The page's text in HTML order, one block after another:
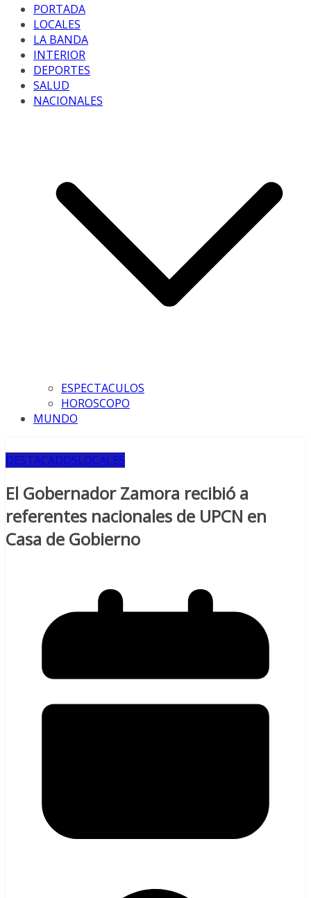
PORTADA
LOCALES
LA BANDA
INTERIOR
DEPORTES
SALUD
NACIONALES
ESPECTACULOS
HOROSCOPO
MUNDO
DESTACADOSLOCALES
El Gobernador Zamora recibió a
referentes nacionales de UPCN en
Casa de Gobierno